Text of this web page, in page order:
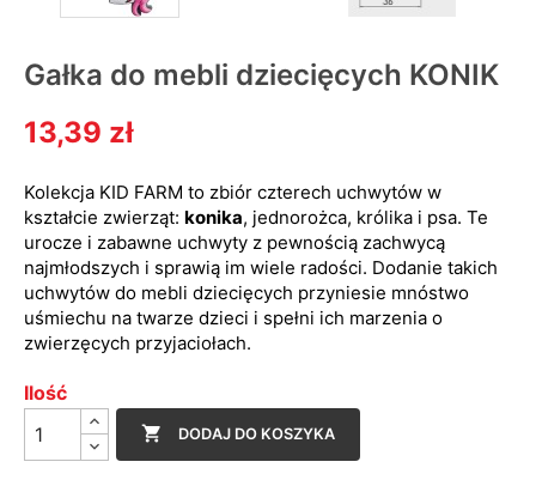
Gałka do mebli dziecięcych KONIK
13,39 zł
Kolekcja KID FARM to zbiór czterech uchwytów w
kształcie zwierząt: konika, jednorożca, królika i psa. Te
urocze i zabawne uchwyty z pewnością zachwycą
najmłodszych i sprawią im wiele radości. Dodanie takich
uchwytów do mebli dziecięcych przyniesie mnóstwo
uśmiechu na twarze dzieci i spełni ich marzenia o
zwierzęcych przyjaciołach.
Ilość
 DODAJ DO KOSZYKA